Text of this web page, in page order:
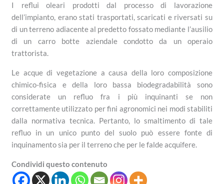
I reflui oleari prodotti dal processo di lavorazione
dell’impianto, erano stati trasportati, scaricati e riversati su
di un terreno adiacente al predetto fossato mediante l’ausilio
di un carro botte aziendale condotto da un operaio
trattorista.
Le acque di vegetazione a causa della loro composizione
chimico-fisica e della loro bassa biodegradabilità sono
considerate un refluo fra i più inquinanti se non
correttamente utilizzato per fini agronomici nei modi stabiliti
dalla normativa tecnica. Pertanto, lo smaltimento di tale
refluo in un unico punto del suolo può essere fonte di
inquinamento sia per il terreno che per le falde acquifere.
Condividi questo contenuto